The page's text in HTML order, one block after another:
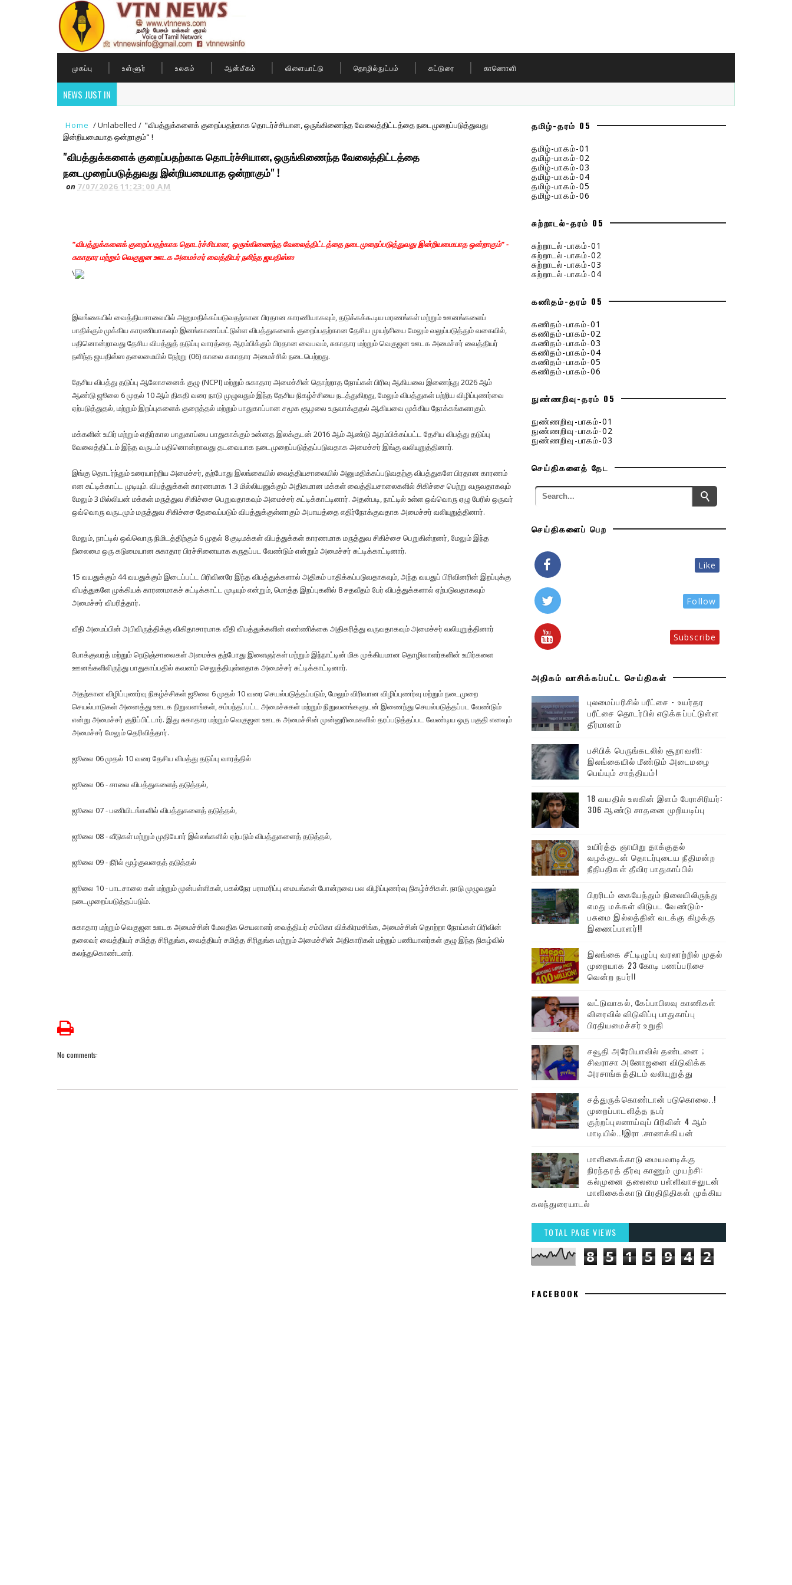
முகப்பு உள்ளூர் உலகம் ஆன்மீகம் விளையாட்டு தொழில்நுட்பம் கட்டுரை காணொளி
NEWS JUST IN
Home /Unlabelled/ "விபத்துக்களைக் குறைப்பதற்காக தொடர்ச்சியான, ஒருங்கிணைந்த வேலைத்திட்டத்தை நடைமுறைப்படுத்துவது
இன்றியமையாத ஒன்றாகும்" !
"விபத்துக்களைக் குறைப்பதற்காக தொடர்ச்சியான, ஒருங்கிணைந்த வேலைத்திட்டத்தை
நடைமுறைப்படுத்துவது இன்றியமையாத ஒன்றாகும்" !
on 7/07/2026 11:23:00 AM
"விபத்துக்களைக் குறைப்பதற்காக தொடர்ச்சியான, ஒருங்கிணைந்த வேலைத்திட்டத்தை நடைமுறைப்படுத்துவது இன்றியமையாத ஒன்றாகும்" -
சுகாதார மற்றும் வெகுஜன ஊடக அமைச்சர் வைத்தியர் நலிந்த ஜயதிஸ்ஸ
\
இலங்கையில் வைத்தியசாலையில் அனுமதிக்கப்படுவதற்கான பிரதான காரணியாகவும், தடுக்கக்கூடிய மரணங்கள் மற்றும் ஊனங்களைப்
பாதிக்கும் முக்கிய காரணியாகவும் இனங்காணப்பட்டுள்ள விபத்துகளைக் குறைப்பதற்கான தேசிய முயற்சியை மேலும் வலுப்படுத்தும் வகையில்,
பதினொன்றாவது தேசிய விபத்துத் தடுப்பு வாரத்தை ஆரம்பிக்கும் பிரதான வைபவம், சுகாதார மற்றும் வெகுஜன ஊடக அமைச்சர் வைத்தியர்
நளிந்த ஜயதிஸ்ஸ தலைமையில் நேற்று (06) காலை சுகாதார அமைச்சில் நடைபெற்றது.
தேசிய விபத்து தடுப்பு ஆலோசனைக் குழு (NCPI) மற்றும் சுகாதார அமைச்சின் தொற்றாத நோய்கள் பிரிவு ஆகியவை இணைந்து 2026 ஆம்
ஆண்டு ஜூலை 6 முதல் 10 ஆம் திகதி வரை நாடு முழுவதும் இந்த தேசிய நிகழ்ச்சியை நடத்துகிறது, மேலும் விபத்துகள் பற்றிய விழிப்புணர்வை
ஏற்படுத்துதல், மற்றும் இறப்புகளைக் குறைத்தல் மற்றும் பாதுகாப்பான சமூக சூழலை உருவாக்குதல் ஆகியவை முக்கிய நோக்கங்களாகும்.
மக்களின் உயிர் மற்றும் எதிர்கால பாதுகாப்பை பாதுகாக்கும் உன்னத இலக்குடன் 2016 ஆம் ஆண்டு ஆரம்பிக்கப்பட்ட தேசிய விபத்து தடுப்பு
வேலைத்திட்டம் இந்த வருடம் பதினொன்றாவது தடவையாக நடைமுறைப்படுத்தப்படுவதாக அமைச்சர் இங்கு வலியுறுத்தினார்.
இங்கு தொடர்ந்தும் உரையாற்றிய அமைச்சர், தற்போது இலங்கையில் வைத்தியசாலையில் அனுமதிக்கப்படுவதற்கு விபத்துகளே பிரதான காரணம்
என சுட்டிக்காட்ட முடியும். விபத்துக்கள் காரணமாக 1.3 மில்லியனுக்கும் அதிகமான மக்கள் வைத்தியசாலைகளில் சிகிச்சை பெற்று வருவதாகவும்
மேலும் 3 மில்லியன் மக்கள் மருத்துவ சிகிச்சை பெறுவதாகவும் அமைச்சர் சுட்டிக்காட்டினார். அதன்படி, நாட்டில் உள்ள ஒவ்வொரு ஏழு பேரில் ஒருவர்
ஒவ்வொரு வருடமும் மருத்துவ சிகிச்சை தேவைப்படும் விபத்துக்குள்ளாகும் அபாயத்தை எதிர்நோக்குவதாக அமைச்சர் வலியுறுத்தினார்.
மேலும், நாட்டில் ஒவ்வொரு நிமிடத்திற்கும் 6 முதல் 8 குடிமக்கள் விபத்துக்கள் காரணமாக மருத்துவ சிகிச்சை பெறுகின்றனர், மேலும் இந்த
நிலைமை ஒரு கடுமையான சுகாதார பிரச்சினையாக கருதப்பட வேண்டும் என்றும் அமைச்சர் சுட்டிக்காட்டினார்.
15 வயதுக்கும் 44 வயதுக்கும் இடைப்பட்ட பிரிவினரே இந்த விபத்துக்களால் அதிகம் பாதிக்கப்படுவதாகவும், அந்த வயதுப் பிரிவினரின் இறப்புக்கு
விபத்துகளே முக்கியக் காரணமாகச் சுட்டிக்காட்ட முடியும் என்றும், மொத்த இறப்புகளில் 8 சதவீதம் பேர் விபத்துக்களால் ஏற்படுவதாகவும்
அமைச்சர் விபரித்தார்.
வீதி அமைப்பின் அபிவிருத்திக்கு விகிதாசாரமாக வீதி விபத்துக்களின் எண்ணிக்கை அதிகரித்து வருவதாகவும் அமைச்சர் வலியுறுத்தினார்
போக்குவரத் மற்றும் நெடுஞ்சாலைகள் அமைச்சு தற்போது இளைஞர்கள் மற்றும் இந்நாட்டின் மிக முக்கியமான தொழிலாளர்களின் உயிர்களை
ஊனங்களிலிருந்து பாதுகாப்பதில் கவனம் செலுத்தியுள்ளதாக அமைச்சர் சுட்டிக்காட்டினார்.
அதற்கான விழிப்புணர்வு நிகழ்ச்சிகள் ஜூலை 6 முதல் 10 வரை செயல்படுத்தப்படும், மேலும் விரிவான விழிப்புணர்வு மற்றும் நடைமுறை
செயல்பாடுகள் அனைத்து ஊடக நிறுவனங்கள், சம்பந்தப்பட்ட அமைச்சுகள் மற்றும் நிறுவனங்களுடன் இணைந்து செயல்படுத்தப்பட வேண்டும்
என்று அமைச்சர் குறிப்பிட்டார். இது சுகாதார மற்றும் வெகுஜன ஊடக அமைச்சின் முன்னுரிமைகளில் தரப்படுத்தப்பட வேண்டிய ஒரு பகுதி எனவும்
அமைச்சர் மேலும் தெரிவித்தார்.
ஜூலை 06 முதல் 10 வரை தேசிய விபத்து தடுப்பு வாரத்தில்
ஜூலை 06 - சாலை விபத்துகளைத் தடுத்தல்,
ஜூலை 07 - பணியிடங்களில் விபத்துகளைத் தடுத்தல்,
ஜூலை 08 - வீடுகள் மற்றும் முதியோர் இல்லங்களில் ஏற்படும் விபத்துகளைத் தடுத்தல்,
ஜூலை 09 - நீரில் மூழ்குவதைத் தடுத்தல்
ஜூலை 10 - பாடசாலை கள் மற்றும் முன்பள்ளிகள், பகல்நேர பராமரிப்பு மையங்கள் போன்றவை பல விழிப்புணர்வு நிகழ்ச்சிகள். நாடு முழுவதும்
நடைமுறைப்படுத்தப்படும்.
சுகாதார மற்றும் வெகுஜன ஊடக அமைச்சின் மேலதிக செயலாளர் வைத்தியர் சம்பிகா விக்கிரமசிங்க, அமைச்சின் தொற்றா நோய்கள் பிரிவின்
தலைவர் வைத்தியர் சமித்த சிரிதுங்க, வைத்தியர் சமித்த சிரிதுங்க மற்றும் அமைச்சின் அதிகாரிகள் மற்றும் பணியாளர்கள் குழு இந்த நிகழ்வில்
கலந்துகொண்டனர்.
No comments:
தமிழ்-தரம் 05
தமிழ்-பாகம்-01
தமிழ்-பாகம்-02
தமிழ்-பாகம்-03
தமிழ்-பாகம்-04
தமிழ்-பாகம்-05
தமிழ்-பாகம்-06
சுற்றாடல்-தரம் 05
சுற்றாடல்-பாகம்-01
சுற்றாடல்-பாகம்-02
சுற்றாடல்-பாகம்-03
சுற்றாடல்-பாகம்-04
கணிதம்-தரம் 05
கணிதம்-பாகம்-01
கணிதம்-பாகம்-02
கணிதம்-பாகம்-03
கணிதம்-பாகம்-04
கணிதம்-பாகம்-05
கணிதம்-பாகம்-06
நுண்ணறிவு-தரம் 05
நுண்ணறிவு-பாகம்-01
நுண்ணறிவு-பாகம்-02
நுண்ணறிவு-பாகம்-03
செய்திகளைத் தேட
செய்திகளைப் பெற
Like
Follow
Subscribe
அதிகம் வாசிக்கப்பட்ட செய்திகள்
புலமைப்பரிசில் பரீட்சை - உயர்தர
பரீட்சை தொடர்பில் எடுக்கப்பட்டுள்ள
தீர்மானம்
பசிபிக் பெருங்கடலில் சூறாவளி:
இலங்கையில் மீண்டும் அடைமழை
பெய்யும் சாத்தியம்!
18 வயதில் உலகின் இளம் பேராசிரியர்:
306 ஆண்டு சாதனை முறியடிப்பு
உயிர்த்த ஞாயிறு தாக்குதல்
வழக்குடன் தொடர்புடைய நீதிமன்ற
நீதிபதிகள் தீவிர பாதுகாப்பில்
பிறரிடம் கையேந்தும் நிலையிலிருந்து
எமது மக்கள் விடுபட வேண்டும்-
பசுமை இல்லத்தின் வடக்கு கிழக்கு
இணைப்பாளர்!!
இலங்கை சீட்டிழுப்பு வரலாற்றில் முதல்
முறையாக 23 கோடி பணப்பரிசை
வென்ற நபர்!!
வட்டுவாகல், கேப்பாபிலவு காணிகள்
விரைவில் விடுவிப்பு பாதுகாப்பு
பிரதியமைச்சர் உறுதி
சவூதி அரேபியாவில் தண்டனை ;
சிவராசா அனோஜனை விடுவிக்க
அரசாங்கத்திடம் வலியுறுத்து
சத்துருக்கொண்டான் படுகொலை..!
முறைப்பாடளித்த நபர்
குற்றப்புலனாய்வுப் பிரிவின் 4 ஆம்
மாடியில்..!இரா .சாணக்கியன்
மாளிகைக்காடு மையவாடிக்கு
நிரந்தரத் தீர்வு காணும் முயற்சி:
கல்முனை தலைமை பள்ளிவாசலுடன்
மாளிகைக்காடு பிரதிநிதிகள் முக்கிய
கலந்துரையாடல்
TOTAL PAGE VIEWS
8 5 1 5 9 4 2
FACEBOOK